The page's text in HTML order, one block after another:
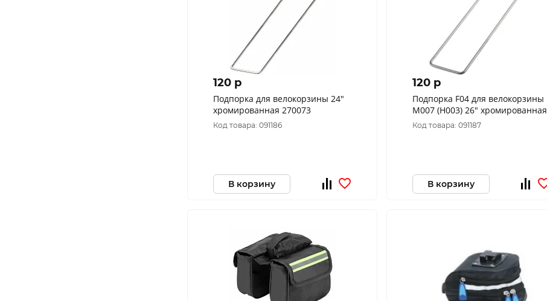
120 p
Подпорка для велокорзины 24"
хромированная 270073
Код товара: 091186
В корзину
120 p
Подпорка F04 для велокорзины
M007 (H003) 26" хромированная
Код товара: 091187
В корзину